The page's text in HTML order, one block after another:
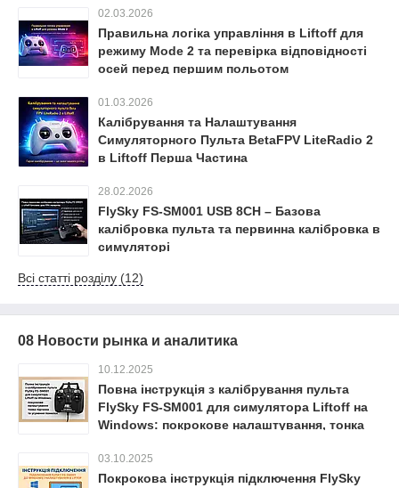
02.03.2026
Правильна логіка управління в Liftoff для
режиму Mode 2 та перевірка відповідності
осей перед першим польотом
01.03.2026
Калібрування та Налаштування
Симуляторного Пульта BetaFPV LiteRadio 2
в Liftoff Перша Частина
28.02.2026
FlySky FS-SM001 USB 8CH – Базова
калібровка пульта та первинна калібровка в
симуляторі
Всі статті розділу (12)
08 Новости рынка и аналитика
10.12.2025
Повна інструкція з калібрування пульта
FlySky FS-SM001 для симулятора Liftoff на
Windows: покрокове налаштування, тонка
03.10.2025
Покрокова інструкція підключення FlySky